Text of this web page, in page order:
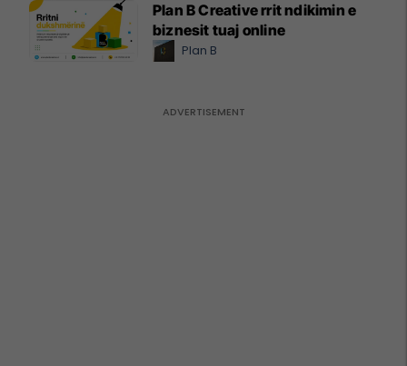
Plan B Creative rrit ndikimin e
biznesit tuaj online
Plan B